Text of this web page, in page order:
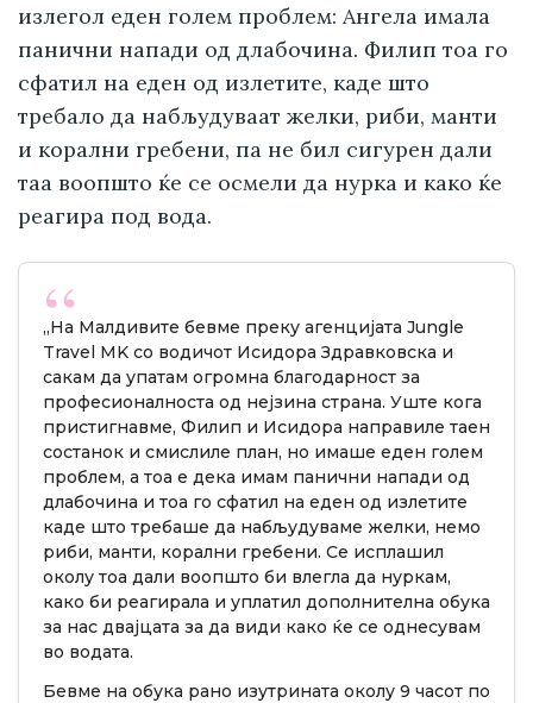
излегол еден голем проблем: Ангела имала
панични напади од длабочина. Филип тоа го
сфатил на еден од излетите, каде што
требало да набљудуваат желки, риби, манти
и корални гребени, па не бил сигурен дали
таа воопшто ќе се осмели да нурка и како ќе
реагира под вода.
„На Малдивите бевме преку агенцијата Jungle
Travel MK со водичот Исидора Здравковска и
сакам да упатам огромна благодарност за
професионалноста од нејзина страна. Уште кога
пристигнавме, Филип и Исидора направиле таен
состанок и смислиле план, но имаше еден голем
проблем, а тоа е дека имам панични напади од
длабочина и тоа го сфатил на еден од излетите
каде што требаше да набљудуваме желки, немо
риби, манти, корални гребени. Се исплашил
околу тоа дали воопшто би влегла да нуркам,
како би реагирала и уплатил дополнителна обука
за нас двајцата за да види како ќе се однесувам
во водата.
Бевме на обука рано изутрината околу 9 часот по